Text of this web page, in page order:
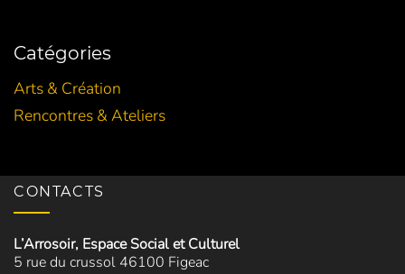
Catégories
Arts & Création
Rencontres & Ateliers
CONTACTS
L’Arrosoir, Espace Social et Culturel
5 rue du crussol 46100 Figeac